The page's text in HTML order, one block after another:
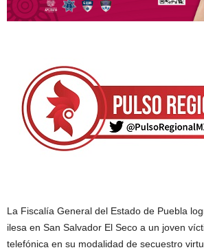
La Fiscalía General del Estado de Puebla
ilesa en San Salvador El Seco a un joven
telefónica en su modalidad de secuestro